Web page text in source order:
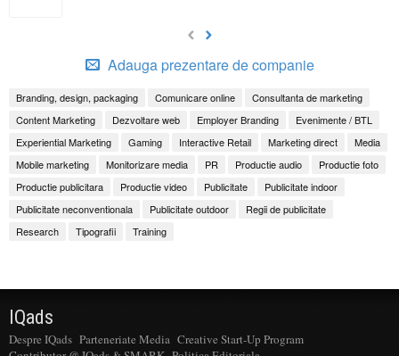
Adauga prezentare de companie
Branding, design, packaging Comunicare online
Consultanta de marketing
Content Marketing
Dezvoltare web Employer Branding
Evenimente / BTL
Experiential Marketing
Gaming Interactive Retail Marketing direct
Media
Mobile marketing
Monitorizare media PR Productie audio
Productie foto
Productie publicitara
Productie video Publicitate
Publicitate indoor
Publicitate neconventionala
Publicitate outdoor
Regii de publicitate
Research
Tipografii Training
IQads
Despre IQads Parteneriate Media Creative Start-Up Program